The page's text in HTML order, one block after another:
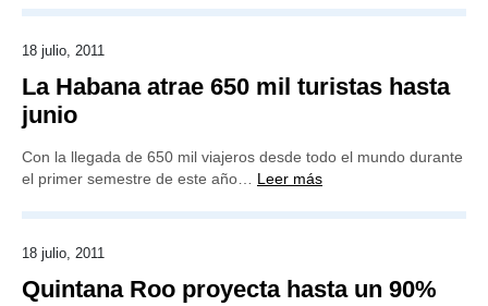
18 julio, 2011
La Habana atrae 650 mil turistas hasta
junio
Con la llegada de 650 mil viajeros desde todo el mundo durante
el primer semestre de este año… Leer más
18 julio, 2011
Quintana Roo proyecta hasta un 90%